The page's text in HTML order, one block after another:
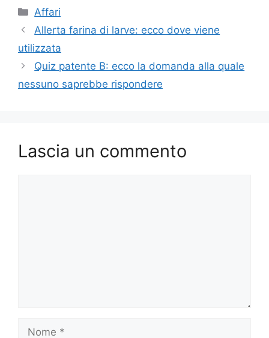
Categorie
Affari
Allerta farina di larve: ecco dove viene
utilizzata
Quiz patente B: ecco la domanda alla quale
nessuno saprebbe rispondere
Lascia un commento